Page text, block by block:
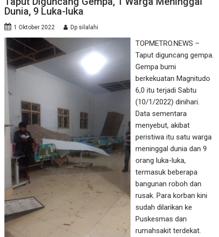
Dunia, 9 Luka-luka
1 Oktober 2022 Dp silalahi
TOPMETRO.NEWS –
Taput diguncang gempa.
Gempa bumi
berkekuatan Magnitudo
6,0 itu terjadi Sabtu
(10/1/2022) dinihari.
Data sementara
menyebut, akibat
peristiwa itu satu warga
meninggal dunia dan 9
orang luka-luka,
termasuk beberapa
bangunan roboh dan
rusak. Para korban kini
sudah dilarikan ke
Puskesmas dan
rumahsakit terdekat.